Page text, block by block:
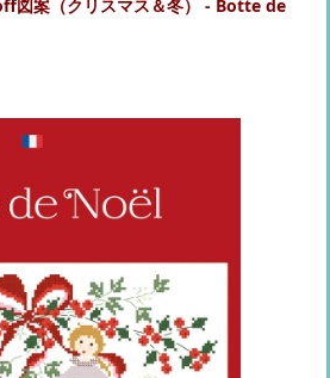
図案（クリスマス＆冬） - Botte de